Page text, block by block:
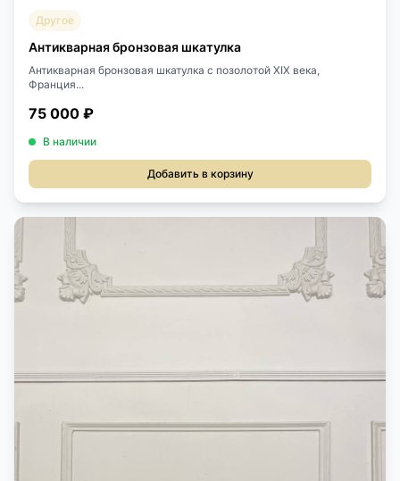
Другое
Антикварная бронзовая шкатулка
Антикварная бронзовая шкатулка с позолотой XIX века,
Франция...
75 000 ₽
В наличии
Добавить в корзину